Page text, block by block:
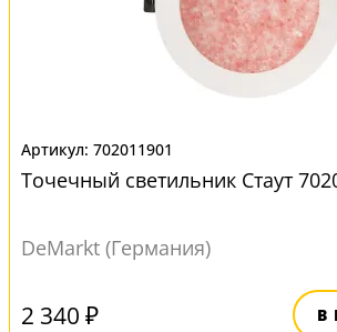
702011901
Точечный светильник Стаут
DeMarkt (Германия)
2 340 ₽ В